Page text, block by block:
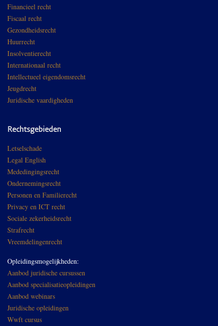
Financieel recht
Fiscaal recht
Gezondheidsrecht
Huurrecht
Insolventierecht
Internationaal recht
Intellectueel eigendomsrecht
Jeugdrecht
Juridische vaardigheden
Rechtsgebieden
Letselschade
Legal English
Mededingingsrecht
Ondernemingsrecht
Personen en Familierecht
Privacy en ICT recht
Sociale zekerheidsrecht
Strafrecht
Vreemdelingenrecht
Opleidingsmogelijkheden:
Aanbod juridische cursussen
Aanbod specialisatieopleidingen
Aanbod webinars
Juridische opleidingen
Wwft cursus